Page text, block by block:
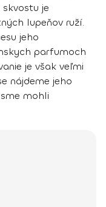
je
lupeňov ruží.
jeho
parfumoch
je však veľmi
nájdeme jeho
mohli